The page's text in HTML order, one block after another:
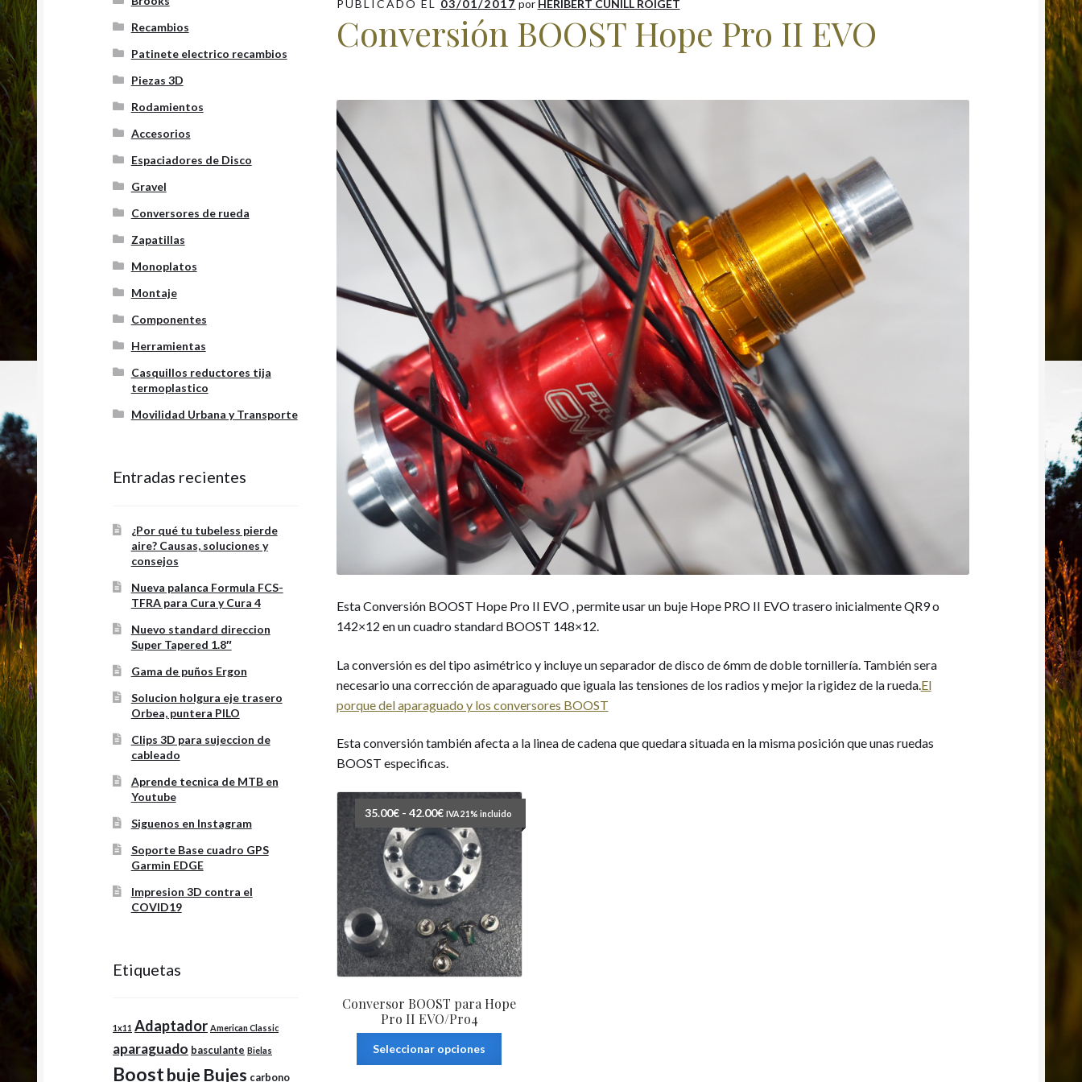
PUBLICADO EL 03/01/2017 por HERIBERT CUNILL ROIGET
Conversión BOOST Hope Pro II EVO
Esta Conversión BOOST Hope Pro II EVO , permite usar un buje Hope PRO II EVO trasero inicialmente QR9 o
142×12 en un cuadro standard BOOST 148×12.
La conversión es del tipo asimétrico y incluye un separador de disco de 6mm de doble tornillería. También sera
necesario una corrección de aparaguado que iguala las tensiones de los radios y mejor la rigidez de la rueda. El
porque del aparaguado y los conversores BOOST
Esta conversión también afecta a la linea de cadena que quedara situada en la misma posición que unas ruedas
BOOST especificas.
Conversor BOOST para Hope
Pro II EVO/Pro4
35.00€ - 42.00€Rango
de
precios:
desde
35.00€
hasta
42.00€
IVA 21% incluido
Seleccionar opciones
Recambios
Patinete electrico recambios
Piezas 3D
Rodamientos
Accesorios
Espaciadores de Disco
Gravel
Conversores de rueda
Zapatillas
Monoplatos
Montaje
Componentes
Herramientas
Casquillos reductores tija
termoplastico
Movilidad Urbana y Transporte
Entradas recientes
¿Por qué tu tubeless pierde
aire? Causas, soluciones y
consejos
Nueva palanca Formula FCS-
TFRA para Cura y Cura 4
Nuevo standard direccion
Super Tapered 1.8″
Gama de puños Ergon
Solucion holgura eje trasero
Orbea, puntera PILO
Clips 3D para sujeccion de
cableado
Aprende tecnica de MTB en
Youtube
Siguenos en Instagram
Soporte Base cuadro GPS
Garmin EDGE
Impresion 3D contra el
COVID19
Etiquetas
1x11 Adaptador American Classic
aparaguado basculante Bielas
Boostbuje Bujes carbono